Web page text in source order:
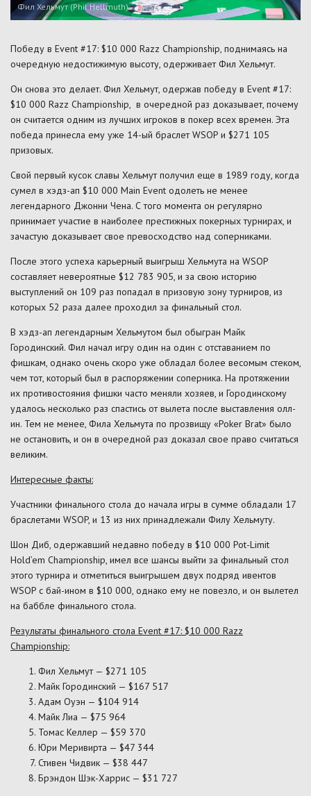
Фил Хельмут (Phil Hellmuth)
Победу в Event #17: $10 000 Razz Championship, поднимаясь на
очередную недостижимую высоту, одерживает Фил Хельмут.
Он снова это делает. Фил Хельмут, одержав победу в Event #17:
$10 000 Razz Championship, в очередной раз доказывает, почему
он считается одним из лучших игроков в покер всех времен. Эта
победа принесла ему уже 14-ый браслет WSOP и $271 105
призовых.
Свой первый кусок славы Хельмут получил еще в 1989 году, когда
сумел в хэдз-ап $10 000 Main Event одолеть не менее
легендарного Джонни Чена. С того момента он регулярно
принимает участие в наиболее престижных покерных турнирах, и
зачастую доказывает свое превосходство над соперниками.
После этого успеха карьерный выигрыш Хельмута на WSOP
составляет невероятные $12 783 905, и за свою историю
выступлений он 109 раз попадал в призовую зону турниров, из
которых 52 раза далее проходил за финальный стол.
В хэдз-ап легендарным Хельмутом был обыгран Майк
Городинский. Фил начал игру один на один с отставанием по
фишкам, однако очень скоро уже обладал более весомым стеком,
чем тот, который был в распоряжении соперника. На протяжении
их противостояния фишки часто меняли хозяев, и Городинскому
удалось несколько раз спастись от вылета после выставления олл-
ин. Тем не менее, Фила Хельмута по прозвищу «Poker Brat» было
не остановить, и он в очередной раз доказал свое право считаться
великим.
Интересные факты:
Участники финального стола до начала игры в сумме обладали 17
браслетами WSOP, и 13 из них принадлежали Филу Хельмуту.
Шон Диб, одержавший недавно победу в $10 000 Pot-Limit
Hold’em Championship, имел все шансы выйти за финальный стол
этого турнира и отметиться выигрышем двух подряд ивентов
WSOP с бай-ином в $10 000, однако ему не повезло, и он вылетел
на баббле финального стола.
Результаты финального стола Event #17: $10 000 Razz
Championship:
Фил Хельмут — $271 105
Майк Городинский — $167 517
Адам Оуэн — $104 914
Майк Лиа — $75 964
Томас Келлер — $59 370
Юри Меривирта — $47 344
Стивен Чидвик — $38 447
Брэндон Шэк-Харрис — $31 727